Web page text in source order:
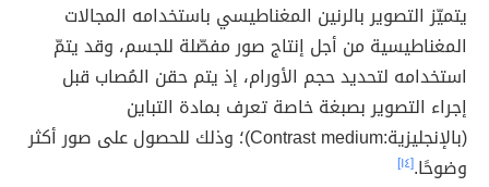
يتميّز التصوير بالرنين المغناطيسي باستخدامه المجالات
المغناطيسية من أجل إنتاج صور مفصّلة للجسم، وقد يتمّ
استخدامه لتحديد حجم الأورام، إذ يتم حقن المُصاب قبل
إجراء التصوير بصبغة خاصة تعرف بمادة التباين
(بالإنجليزية:Contrast medium)؛ وذلك للحصول على صور أكثر
وضوحًا.[١٤]